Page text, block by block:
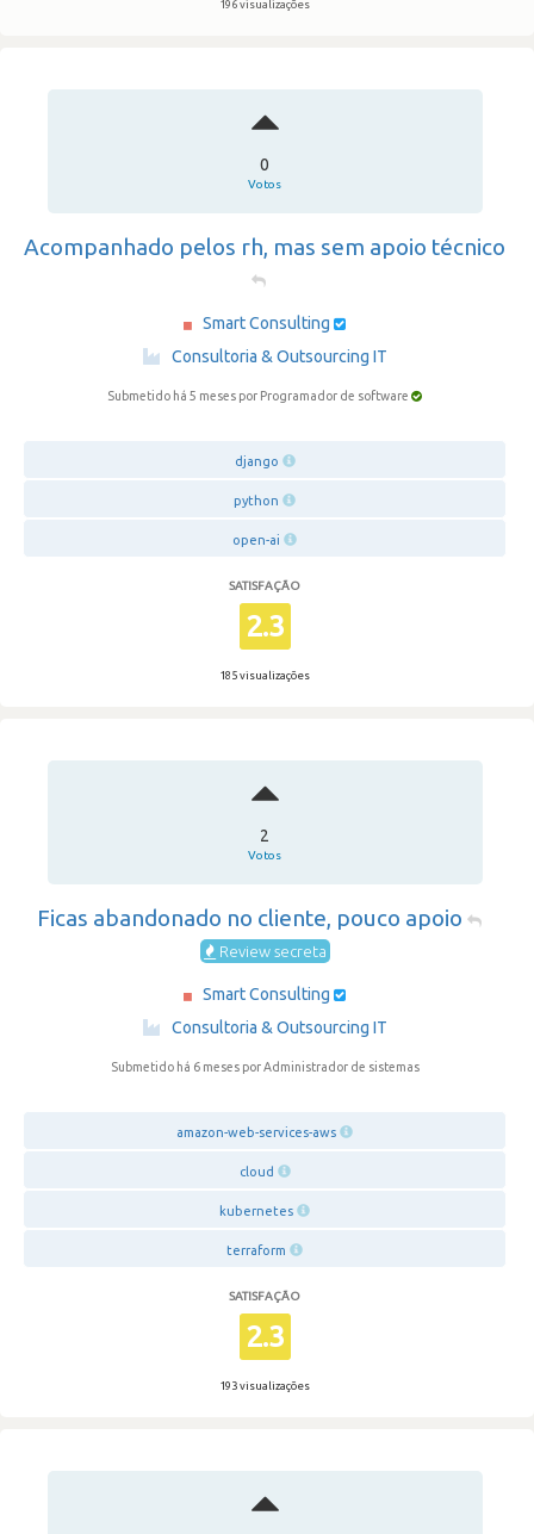
196 visualizações
0
Votos
Acompanhado pelos rh, mas sem apoio técnico
Smart Consulting
·
Consultoria & Outsourcing IT
Submetido há 5 meses por Programador de software
django
python
open-ai
SATISFAÇÃO
2.3
185 visualizações
2
Votos
Ficas abandonado no cliente, pouco apoio
Review secreta
Smart Consulting
·
Consultoria & Outsourcing IT
Submetido há 6 meses por Administrador de sistemas
amazon-web-services-aws
cloud
kubernetes
terraform
SATISFAÇÃO
2.3
193 visualizações